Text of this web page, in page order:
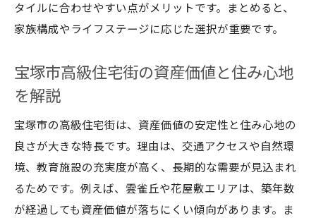
タイルに合わせやすい点がメリットです。まとめると、
家族構成やライフステージに応じた選択が重要です。
宝塚市高級住宅街の資産価値と住み心地
を解説
宝塚市の高級住宅街は、資産価値の安定性と住み心地の
良さが大きな特長です。理由は、交通アクセスや自然環
境、教育施設の充実度が高く、長期的な需要が見込まれ
るためです。例えば、雲雀丘や花屋敷エリアは、築年数
が経過しても資産価値が落ちにくい傾向があります。ま